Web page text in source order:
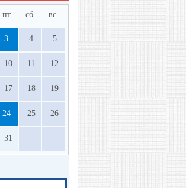
пт сб вс
3 4 5
10 11 12
17 18 19
24 25 26
31